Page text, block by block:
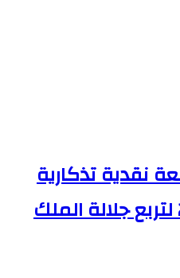
نقدية تذكارية
بمناسبة الذكرى الـ27 لتربع جلالة الملك